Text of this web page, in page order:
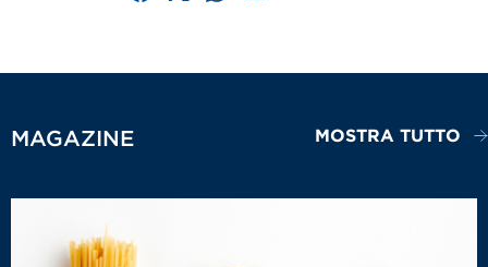
MAGAZINE MOSTRA TUTTO